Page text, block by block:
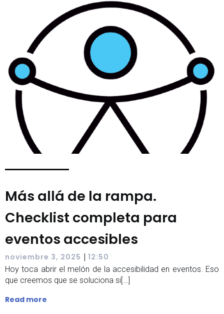
Más allá de la rampa.
Checklist completa para
eventos accesibles
noviembre 3, 2025 | 12:50
Hoy toca abrir el melón de la accesibilidad en eventos. Eso
que creemos que se soluciona si[…]
Read more